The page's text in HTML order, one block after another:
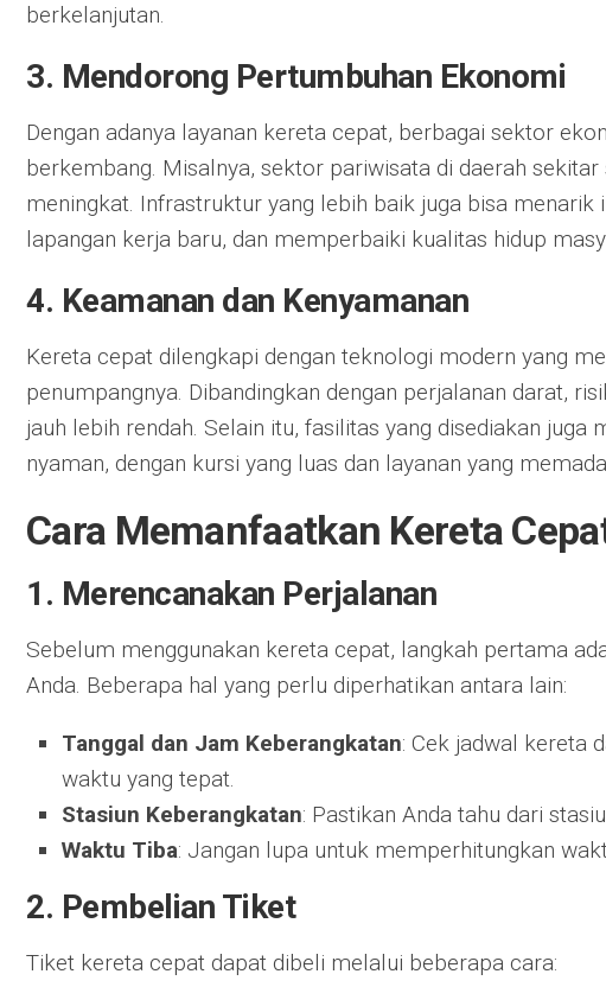
berkelanjutan.
3. Mendorong Pertumbuhan Ekonomi
Dengan adanya layanan kereta cepat, berbagai sektor
berkembang. Misalnya, sektor pariwisata di daerah
meningkat. Infrastruktur yang lebih baik juga bisa menarik
lapangan kerja baru, dan memperbaiki kualitas hidup
4. Keamanan dan Kenyamanan
Kereta cepat dilengkapi dengan teknologi modern yang
penumpangnya. Dibandingkan dengan perjalanan darat,
jauh lebih rendah. Selain itu, fasilitas yang disediakan juga
nyaman, dengan kursi yang luas dan layanan yang
Cara Memanfaatkan Kereta
1. Merencanakan Perjalanan
Sebelum menggunakan kereta cepat, langkah pertama
Anda. Beberapa hal yang perlu diperhatikan antara lain:
Tanggal dan Jam Keberangkatan: Cek jadwal kereta
waktu yang tepat.
Stasiun Keberangkatan: Pastikan Anda tahu dari
Waktu Tiba: Jangan lupa untuk memperhitungkan
2. Pembelian Tiket
Tiket kereta cepat dapat dibeli melalui beberapa cara: